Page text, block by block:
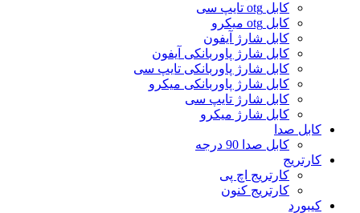
کابل otg تایپ سی
کابل otg میکرو
کابل شارژ آیفون
کابل شارژ پاوربانکی آیفون
کابل شارژ پاوربانکی تایپ سی
کابل شارژ پاوربانکی میکرو
کابل شارژ تایپ سی
کابل شارژ میکرو
کابل صدا
کابل صدا 90 درجه
کارتریج
کارتریج اچ پی
کارتریج کنون
کیبورد